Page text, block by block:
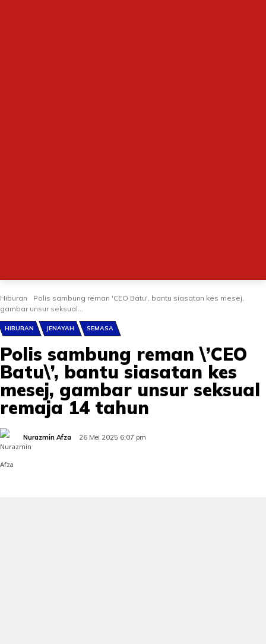
Hiburan
Polis sambung reman 'CEO Batu', bantu siasatan kes mesej,
gambar unsur seksual...
HIBURAN JENAYAH SEMASA
Polis sambung reman \’CEO
Batu\’, bantu siasatan kes
mesej, gambar unsur seksual
remaja 14 tahun
Nurazmin Afza 26 Mei 2025 6:07 pm